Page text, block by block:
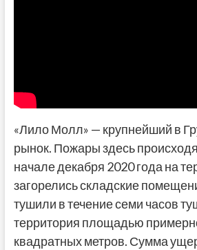
«Лило Молл» — крупнейший в
рынок. Пожары здесь
начале декабря 2020 года на
загорелись складские
тушили в течение семи часов
территория площадью
квадратных метров. Сумма